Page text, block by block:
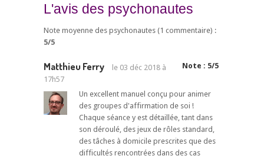
L'avis des psychonautes
Note moyenne des psychonautes (1 commentaire) :
5/5
Note : 5/5
Matthieu Ferry le 03 déc 2018 à
17h57
Un excellent manuel conçu pour animer
des groupes d'affirmation de soi !
Chaque séance y est détaillée, tant dans
son déroulé, des jeux de rôles standard,
des tâches à domicile prescrites que des
difficultés rencontrées dans des cas